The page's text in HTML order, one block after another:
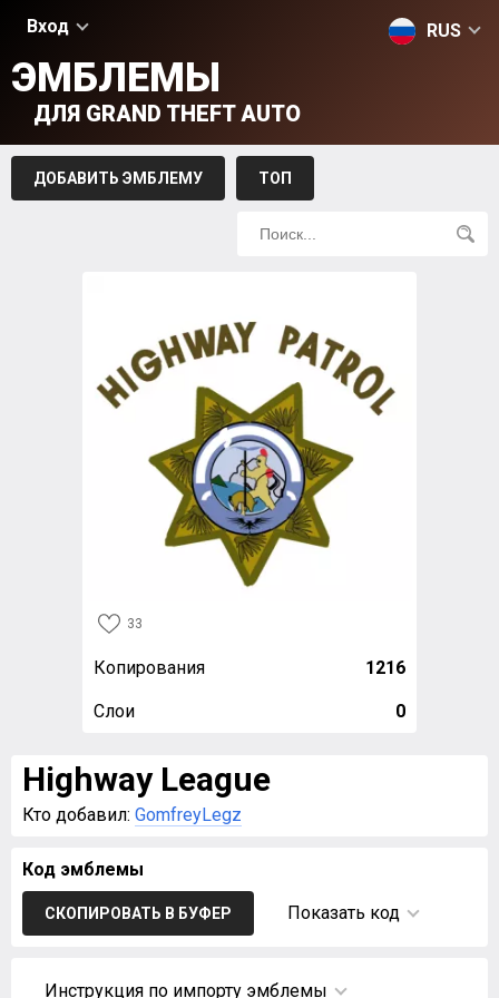
Вход RUS
ЭМБЛЕМЫ
ДЛЯ GRAND THEFT AUTO
ДОБАВИТЬ ЭМБЛЕМУ ТОП
33
Копирования 1216
Слои 0
Highway League
Кто добавил: GomfreyLegz
Код эмблемы
СКОПИРОВАТЬ В БУФЕР Показать код
Инструкция по импорту эмблемы